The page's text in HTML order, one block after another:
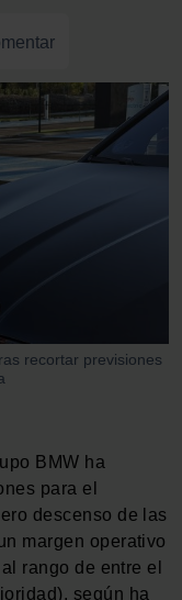
recortar previsiones
BMW ha
para el
descenso de las
margen operativo
rango de entre el
según ha